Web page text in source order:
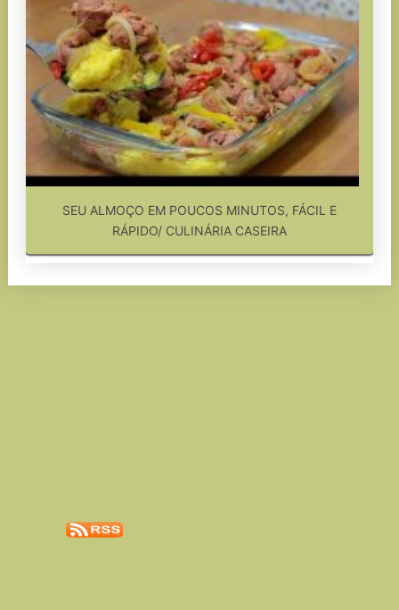
SEU ALMOÇO EM POUCOS MINUTOS, FÁCIL E
RÁPIDO/ CULINÁRIA CASEIRA